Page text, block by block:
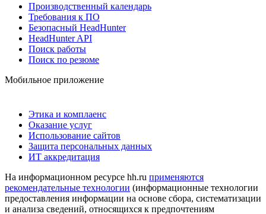
Производственный календарь
Требования к ПО
Безопасный HeadHunter
HeadHunter API
Поиск работы
Поиск по резюме
Мобильное приложение
Этика и комплаенс
Оказание услуг
Использование сайтов
Защита персональных данных
ИТ аккредитация
На информационном ресурсе hh.ru применяются
рекомендательные технологии (информационные технологии
предоставления информации на основе сбора, систематизации
и анализа сведений, относящихся к предпочтениям